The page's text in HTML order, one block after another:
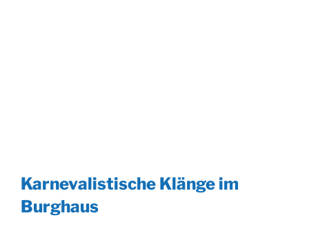
Karnevalistische Klänge im
Burghaus